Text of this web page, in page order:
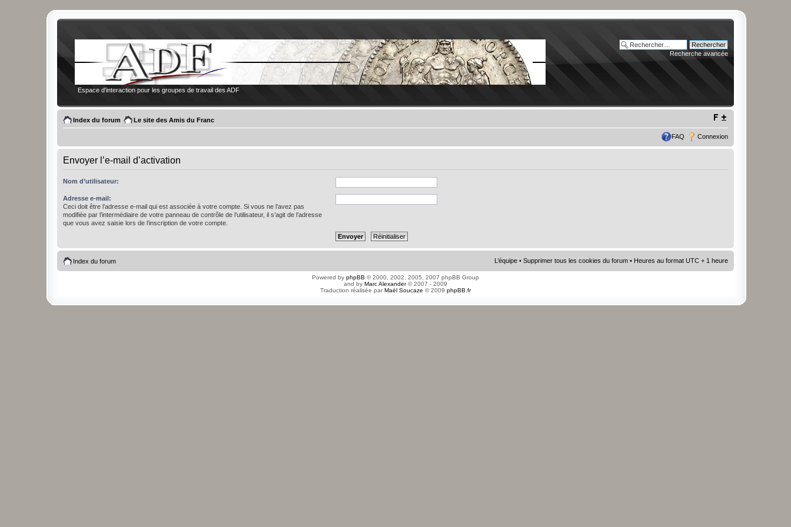
Espace d'interaction pour les groupes de travail des ADF
Recherche avancée
Index du forum Le site des Amis du Franc
FAQ Connexion
Envoyer l’e-mail d’activation
Nom d’utilisateur:
Adresse e-mail:
Ceci doit être l’adresse e-mail qui est associée à votre compte. Si vous ne l’avez pas
modifiée par l’intermédiaire de votre panneau de contrôle de l’utilisateur, il s’agit de l’adresse
que vous avez saisie lors de l’inscription de votre compte.
Index du forum L’équipe • Supprimer tous les cookies du forum • Heures au format UTC + 1 heure
Powered by phpBB © 2000, 2002, 2005, 2007 phpBB Group
and by Marc Alexander© 2007 - 2009
Traduction réalisée parMaël Soucaze © 2009 phpBB.fr